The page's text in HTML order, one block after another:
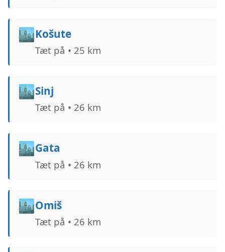
🏙️Košute
Tæt på • 25 km
🏙️Sinj
Tæt på • 26 km
🏙️Gata
Tæt på • 26 km
🏙️Omiš
Tæt på • 26 km